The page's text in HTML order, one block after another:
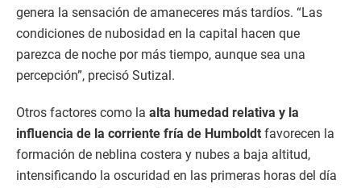
genera la sensación de amaneceres más tardíos. “Las
condiciones de nubosidad en la capital hacen que
parezca de noche por más tiempo, aunque sea una
percepción”, precisó Sutizal.
Otros factores como la alta humedad relativa y la
influencia de la corriente fría de Humboldt favorecen la
formación de neblina costera y nubes a baja altitud,
intensificando la oscuridad en las primeras horas del día